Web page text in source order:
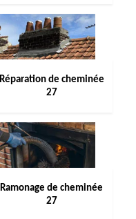
Réparation de cheminée
27
Ramonage de cheminée
27